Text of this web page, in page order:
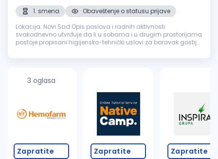
1. smena
Obaveštenje o statusu prijave
Lokacija: Novi Sad Opis poslova i radnih aktivnosti:
svakodnevno utvrđuje da li u sobama i u drugim prostorijama
postoje propisani higijensko-tehnički uslovi za boravak gostiju,
dogov...
3 oglasa
Zapratite Zapratite Zapratite